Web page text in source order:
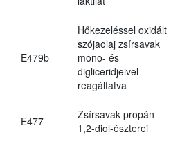
E479b
Hőkezeléssel oxidált
szójaolaj zsírsavak
mono- és
digliceridjeivel
reagáltatva
E477
Zsírsavak propán-
1,2-diol-észterei